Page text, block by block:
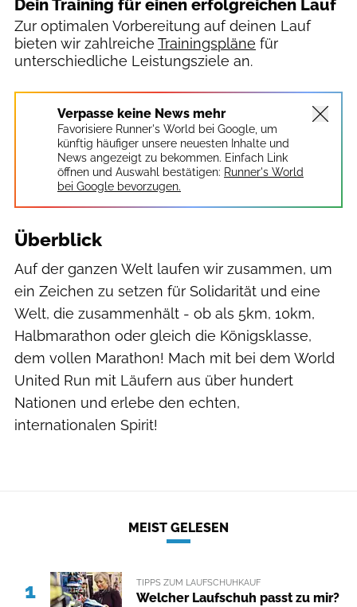
Dein Training für einen erfolgreichen Lauf
Zur optimalen Vorbereitung auf deinen Lauf
bieten wir zahlreiche Trainingspläne für
unterschiedliche Leistungsziele an.
Verpasse keine News mehr
Favorisiere Runner's World bei Google, um
künftig häufiger unsere neuesten Inhalte und
News angezeigt zu bekommen. Einfach Link
öffnen und Auswahl bestätigen: Runner's World
bei Google bevorzugen.
Überblick
Auf der ganzen Welt laufen wir zusammen, um
ein Zeichen zu setzen für Solidarität und eine
Welt, die zusammenhält - ob als 5km, 10km,
Halbmarathon oder gleich die Königsklasse,
dem vollen Marathon! Mach mit bei dem World
United Run mit Läufern aus über hundert
Nationen und erlebe den echten,
internationalen Spirit!
MEIST GELESEN
1 TIPPS ZUM LAUFSCHUHKAUF
Welcher Laufschuh passt zu mir?